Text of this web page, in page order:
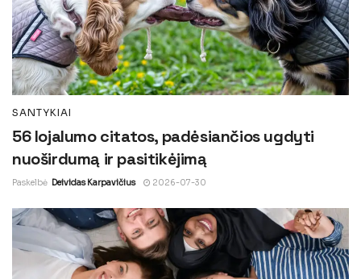
SANTYKIAI
56 lojalumo citatos, padėsiančios ugdyti
nuoširdumą ir pasitikėjimą
Paskelbė Deividas Karpavičius 2026-07-30